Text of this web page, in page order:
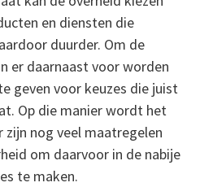
en diensten die
duurder. Om de
er daarnaast voor worden
geven voor keuzes die juist
Op die manier wordt het
nog veel maatregelen
om daarvoor in de nabije
te maken.